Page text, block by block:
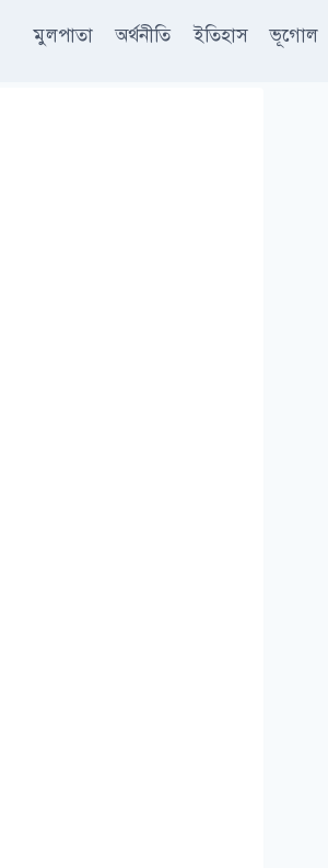
মুলপাতা অর্থনীতি ইতিহাস ভূগোল